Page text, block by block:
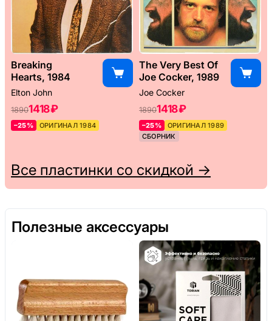
Breaking
Hearts, 1984
Elton John
18901418 ₽
–25% ОРИГИНАЛ 1984
The Very Best Of
Joe Cocker, 1989
Joe Cocker
18901418 ₽
–25%
ОРИГИНАЛ 1989
СБОРНИК
Все пластинки со скидкой →
Полезные аксессуары